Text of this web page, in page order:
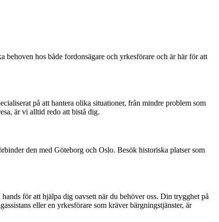
hos både fordonsägare och yrkesförare och är här för att
på att hantera olika situationer, från mindre problem som
är vi alltid redo att bistå dig.
den med Göteborg och Oslo. Besök historiska platser som
för att hjälpa dig oavsett när du behöver oss. Din trygghet på
eller en yrkesförare som kräver bärgningstjänster, är